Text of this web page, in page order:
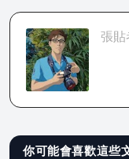
張貼
你可能會喜歡這些